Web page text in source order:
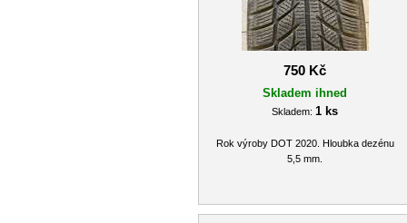
750 Kč
Skladem ihned
Skladem: 1 ks
Rok výroby DOT 2020. Hloubka dezénu
5,5 mm.